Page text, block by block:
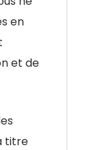
en
et de
titre